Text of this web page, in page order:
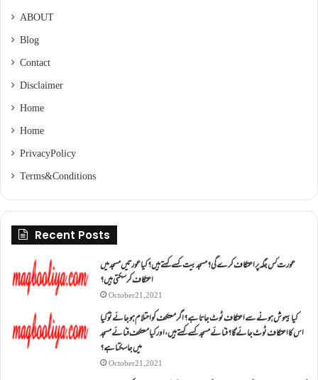
ABOUT
Blog
Contact
Disclaimer
Home
Home
Privacy Policy
Terms & Conditions
Recent Posts
عورت کس جگہ پر اعتکاف کرے گی؟مسجد بیت کسے کہتے ہیں؟کیا عورتیں مسجد میں
اعتکاف کر سکتی ہیں؟
October 21, 2021
کیا بیہوش ہونے سے اعتکاف ٹوٹ جاتا ہے؟ اگر معتکف کو احتلام ہو جائے تو کیا
اس کا اعتکاف ٹوٹ جائے گا؟فنائے مسجد کسے کہتے ہیں ، اور کیا معتکف فنائے مسجد
میں جا سکتا ہے؟
October 21, 2021